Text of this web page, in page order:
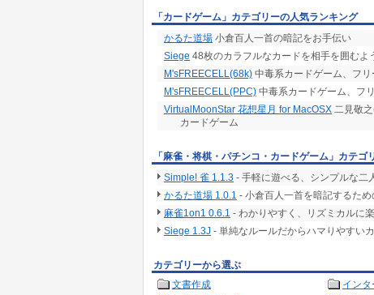
「カードゲーム」カテゴリーの人気ランキング
かるた道場 小倉百人一首の暗記をお手伝い
Siege 48枚のカラフルなカードを相手を囲む
M'sFREECELL(68k) 中毒系カードゲーム、フリ
M'sFREECELL(PPC) 中毒系カードゲーム、フ
VirtualMoonStar 花想星月 for MacOSX 二見敬
カードゲーム
「麻雀・将棋・パチンコ・カードゲーム」カテゴ
Simple! 雀 1.1.3 - 手軽に遊べる、シンプルな二
かるた道場 1.0.1 - 小倉百人一首を暗記するた
麻雀1on1 0.6.1 - わかりやすく、リズミカルに
Siege 1.3J - 単純なルールだからハマりやすい
カテゴリーから選ぶ
文書作成
イン